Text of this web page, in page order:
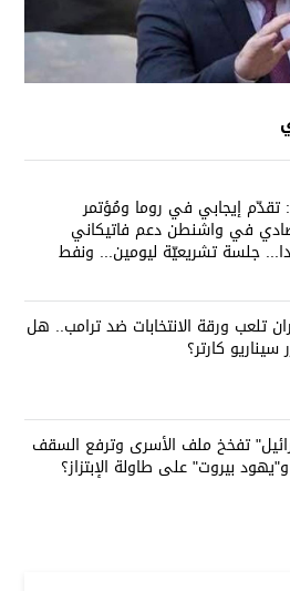
تقدّم إيجابي في روما ومُؤتمر
في واشنطن دعم فاتيكاني
جلسة تشريعيّة ليومين... ونفط
تلعب ورقة الانتخابات ضد ترامب.. هل
سيناريو كارتر؟
تفخخ ملف الأسرى وترفع السقف
و"يهود بيروت" على طاولة الإبتزاز؟